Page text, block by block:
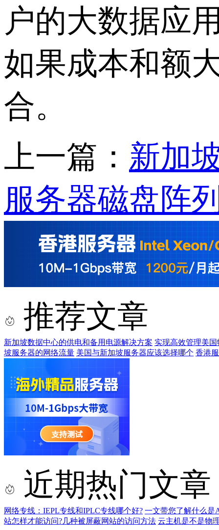
户的大数据应
如果成本和额
合。
上一篇： 新加
服务器磁盘阵
推荐文章
新加坡数据中心的供电和备用电源解决方案 实现高效管理美
坡服务器的网络流量 美国与新加坡服务器应该选择哪个 香港
近期热门文章
网络专线：IEPL专线和IPLC专线哪个好? 一文带您了解什么是
站怎样才能访问?几种被屏蔽网站的访问方法 云主机是不是物